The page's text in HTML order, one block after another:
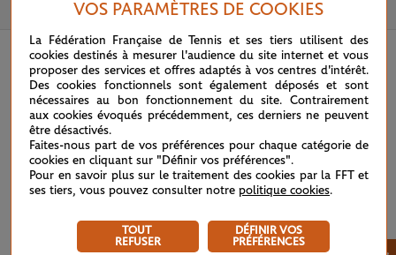
18 MAI 2022
VOS PARAMÈTRES DE COOKIES
La Fédération Française de Tennis et ses tiers utilisent des
cookies destinés à mesurer l'audience du site internet et vous
proposer des services et offres adaptés à vos centres d'intérêt.
Des cookies fonctionnels sont également déposés et sont
nécessaires au bon fonctionnement du site. Contrairement
aux cookies évoqués précédemment, ces derniers ne peuvent
être désactivés.
Faites-nous part de vos préférences pour chaque catégorie de
cookies en cliquant sur "Définir vos préférences".
Pour en savoir plus sur le traitement des cookies par la FFT et
ses tiers, vous pouvez consulter notre politique cookies.
TOUT
REFUSER
DÉFINIR VOS
PRÉFÉRENCES